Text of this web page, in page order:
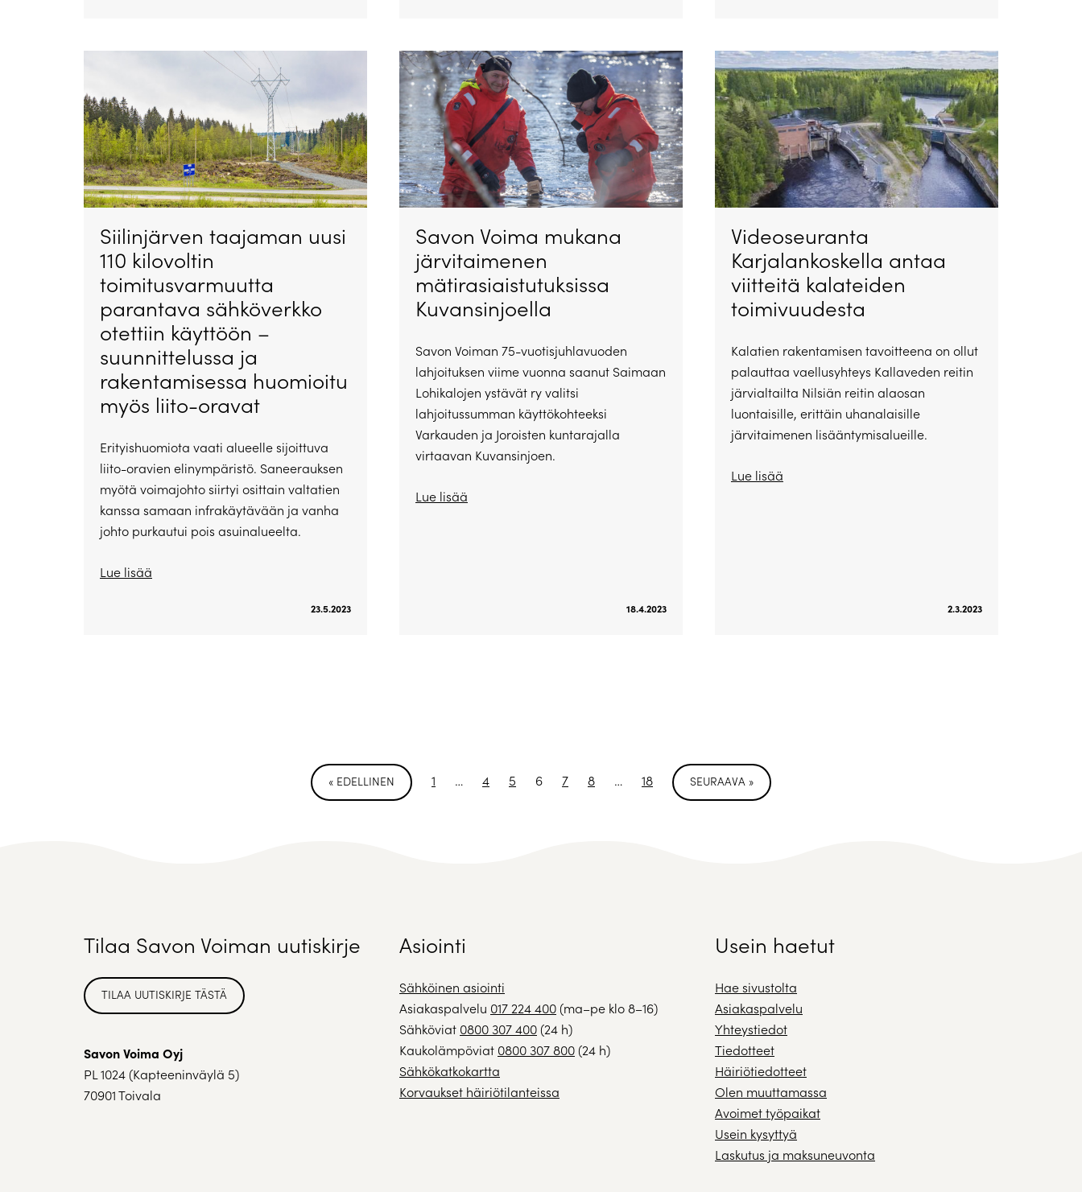
Siilinjärven taajaman uusi
110 kilovoltin
toimitusvarmuutta
parantava sähköverkko
otettiin käyttöön –
suunnittelussa ja
rakentamisessa huomioitu
myös liito-oravat
Erityishuomiota vaati alueelle sijoittuva
liito-oravien elinympäristö. Saneerauksen
myötä voimajohto siirtyi osittain valtatien
kanssa samaan infrakäytävään ja vanha
johto purkautui pois asuinalueelta.
Lue lisää
23.5.2023
Savon Voima mukana
järvitaimenen
mätirasiaistutuksissa
Kuvansinjoella
Savon Voiman 75-vuotisjuhlavuoden
lahjoituksen viime vuonna saanut Saimaan
Lohikalojen ystävät ry valitsi
lahjoitussumman käyttökohteeksi
Varkauden ja Joroisten kuntarajalla
virtaavan Kuvansinjoen.
Lue lisää
18.4.2023
Videoseuranta
Karjalankoskella antaa
viitteitä kalateiden
toimivuudesta
Kalatien rakentamisen tavoitteena on ollut
palauttaa vaellusyhteys Kallaveden reitin
järvialtailta Nilsiän reitin alaosan
luontaisille, erittäin uhanalaisille
järvitaimenen lisääntymisalueille.
Lue lisää
2.3.2023
« EDELLINEN 1 … 4 5 6 7 8 … 18 SEURAAVA »
Tilaa Savon Voiman uutiskirje
TILAA UUTISKIRJE TÄSTÄ
Savon Voima Oyj
PL 1024 (Kapteeninväylä 5)
70901 Toivala
Asiointi
Sähköinen asiointi
Asiakaspalvelu 017 224 400(ma–pe klo 8–16)
Sähköviat 0800 307 400(24 h)
Kaukolämpöviat 0800 307 800(24 h)
Sähkökatkokartta
Korvaukset häiriötilanteissa
Usein haetut
Hae sivustolta
Asiakaspalvelu
Yhteystiedot
Tiedotteet
Häiriötiedotteet
Olen muuttamassa
Avoimet työpaikat
Usein kysyttyä
Laskutus ja maksuneuvonta